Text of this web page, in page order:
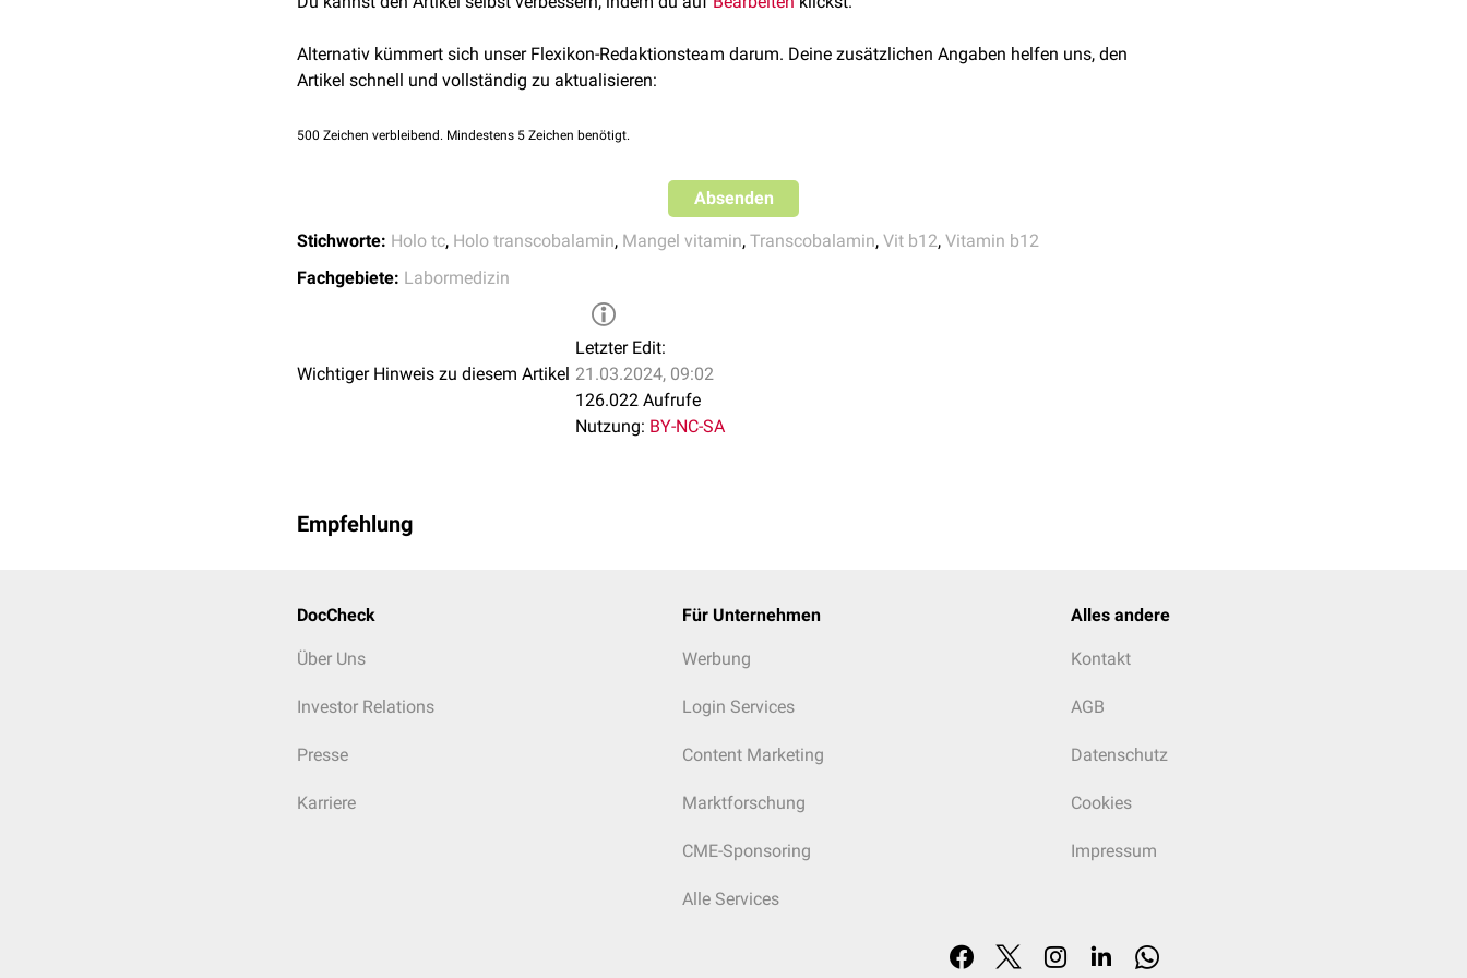
StatPearls Publishing; 2021 Jan–. PMID: 28722952.
Alternativ kümmert sich unser Flexikon-Redaktionsteam darum. Deine zusätzlichen Angaben helfen uns, den
Artikel schnell und vollständig zu aktualisieren:
500 Zeichen verbleibend. Mindestens 5 Zeichen benötigt.
Absenden
Stichworte: Holo tc, Holo transcobalamin, Mangel vitamin, Transcobalamin, Vit b12, Vitamin b12
Fachgebiete: Labormedizin
Wichtiger Hinweis zu diesem Artikel
Letzter Edit:
21.03.2024, 09:02
126.022 Aufrufe
Nutzung: BY-NC-SA
Empfehlung
DocCheck
Über Uns
Investor Relations
Presse
Karriere
Für Unternehmen
Werbung
Login Services
Content Marketing
Marktforschung
CME-Sponsoring
Alle Services
Alles andere
Kontakt
AGB
Datenschutz
Cookies
Impressum